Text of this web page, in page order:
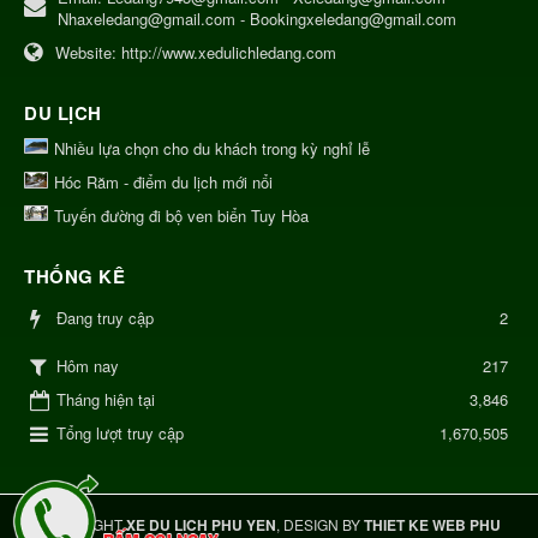
Nhaxeledang@gmail.com - Bookingxeledang@gmail.com
Website: http://www.xedulichledang.com
DU LỊCH
Nhiều lựa chọn cho du khách trong kỳ nghỉ lễ
Hóc Răm - điểm du lịch mới nổi
Tuyến đường đi bộ ven biển Tuy Hòa
THỐNG KÊ
Đang truy cập 2
Hôm nay
217
Tháng hiện tại
3,846
Tổng lượt truy cập
1,670,505
COPYRIGHTXE DU LICH PHU YEN, DESIGN BYTHIET KE WEB PHU